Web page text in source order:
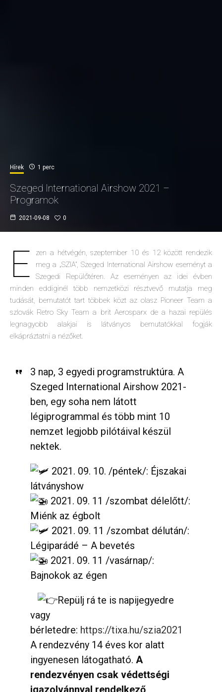
Hírek 1 perc
Szeged International Airshow 2021 –
Programok
2021-09-08 0
E
zen a hétvégén, szeptember 10 és 12 között rendezik
meg a „SZIA”, Szeged International Airshow eseményt a
Szegedi Repülőtéren. Az eseményen az idei évben
minden eddiginél több nemzetközi résztvevő mutatja meg
tudását, bemutatót tart többek közt az olasz Pioneer Team a
szlovák Retro Sky Team a brit Aerosparx de a hazai repülés
legnagyobb alakjai is látványos bemutatókkal fogják
elkápráztatni a nézőket.
3 nap, 3 egyedi programstruktúra. A
Szeged International Airshow 2021-
ben, egy soha nem látott
légiprogrammal és több mint 10
nemzet legjobb pilótáival készül
nektek.
2021. 09. 10. /péntek/: Éjszakai
látványshow
2021. 09. 11 /szombat délelőtt/:
Miénk az égbolt
2021. 09. 11 /szombat délután/:
Légiparádé – A bevetés
2021. 09. 11 /vasárnap/:
Bajnokok az égen
Repülj rá te is napijegyedre
vagy
bérletedre: https://tixa.hu/szia2021
A rendezvény 14 éves kor alatt
ingyenesen látogatható. A
rendezvényen csak védettségi
igazolvánnyal rendelkező